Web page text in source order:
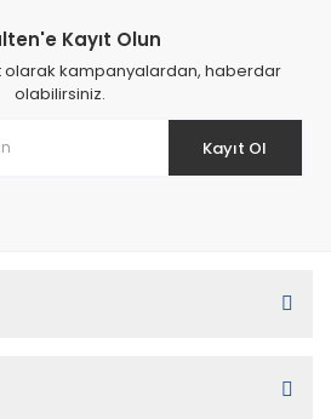
Kayıt Olun
olarak kampanyalardan, haberdar
olabilirsiniz.
Kayıt Ol